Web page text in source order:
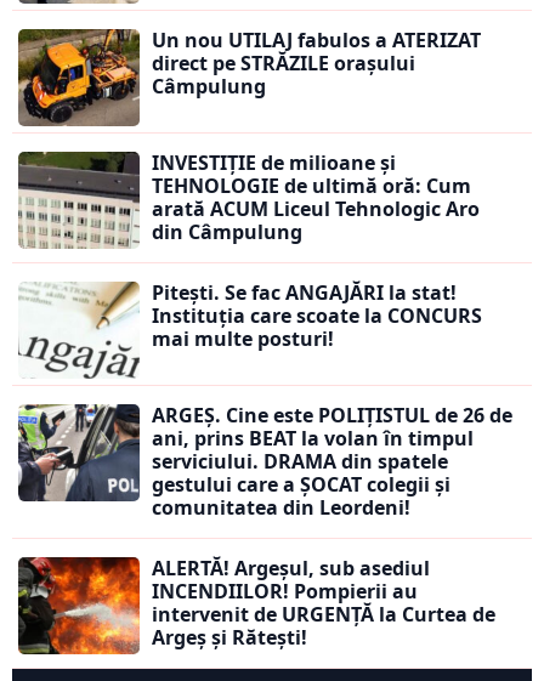
Un nou UTILAJ fabulos a ATERIZAT
direct pe STRĂZILE orașului
Câmpulung
INVESTIȚIE de milioane și
TEHNOLOGIE de ultimă oră: Cum
arată ACUM Liceul Tehnologic Aro
din Câmpulung
Pitești. Se fac ANGAJĂRI la stat!
Instituția care scoate la CONCURS
mai multe posturi!
ARGEȘ. Cine este POLIȚISTUL de 26 de
ani, prins BEAT la volan în timpul
serviciului. DRAMA din spatele
gestului care a ȘOCAT colegii și
comunitatea din Leordeni!
ALERTĂ! Argeșul, sub asediul
INCENDIILOR! Pompierii au
intervenit de URGENȚĂ la Curtea de
Argeș și Rătești!